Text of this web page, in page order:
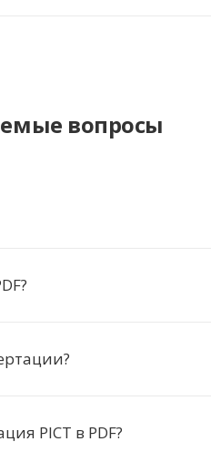
вопросы
PICT в PDF?